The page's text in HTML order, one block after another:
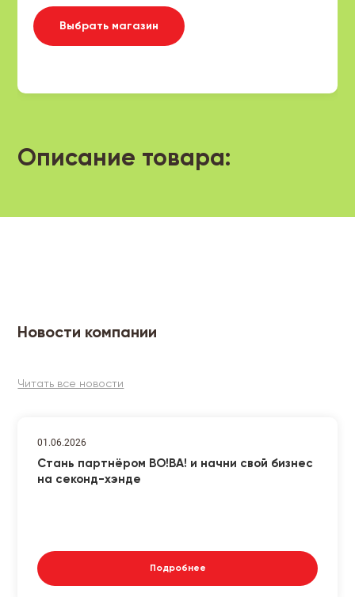
Выбрать магазин
Описание товара:
Новости компании
Читать все новости
01.06.2026
Стань партнёром ВО!ВА! и начни свой бизнес
на секонд-хэнде
Подробнее